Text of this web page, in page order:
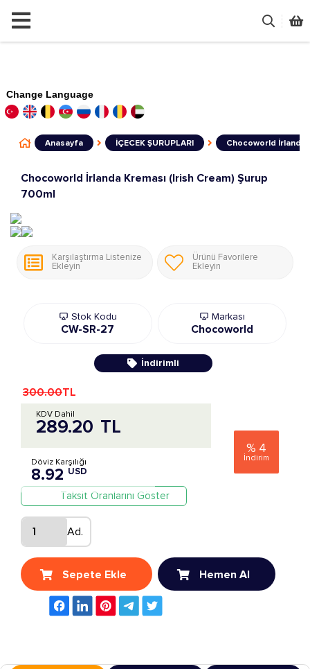
Change Language
Anasayfa İÇECEK ŞURUPLARI Chocoworld İrlanda
Chocoworld İrlanda Kreması (Irish Cream) Şurup
700ml
Karşılaştırma Listenize
Ekleyin
Ürünü Favorilere
Ekleyin
Stok Kodu
CW-SR-27
Markası
Chocoworld
İndirimli
% 4
İndirim
300.00TL
289.20 TL
KDV Dahil
Döviz Karşılığı
8.92 USD
Taksit Oranlarını Göster
Ad.
Sepete Ekle Hemen Al